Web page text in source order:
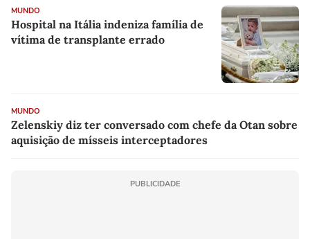
MUNDO
Hospital na Itália indeniza família de
vítima de transplante errado
MUNDO
Zelenskiy diz ter conversado com chefe da Otan sobre
aquisição de mísseis interceptadores
PUBLICIDADE